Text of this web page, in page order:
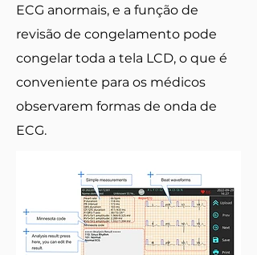
ECG anormais, e a função de
revisão de congelamento pode
congelar toda a tela LCD, o que é
conveniente para os médicos
observarem formas de onda de
ECG.